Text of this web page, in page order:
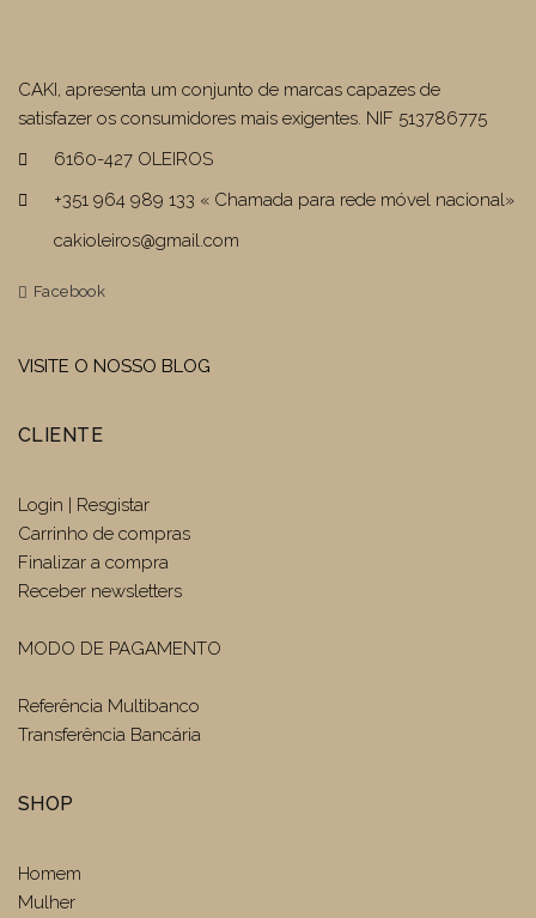
CAKI, apresenta um conjunto de marcas capazes de
satisfazer os consumidores mais exigentes. NIF 513786775
6160-427 OLEIROS
+351 964 989 133 « Chamada para rede móvel nacional»
cakioleiros@gmail.com
Facebook
VISITE O NOSSO BLOG
CLIENTE
Login | Resgistar
Carrinho de compras
Finalizar a compra
Receber newsletters
MODO DE PAGAMENTO
Referência Multibanco
Transferência Bancária
SHOP
Homem
Mulher